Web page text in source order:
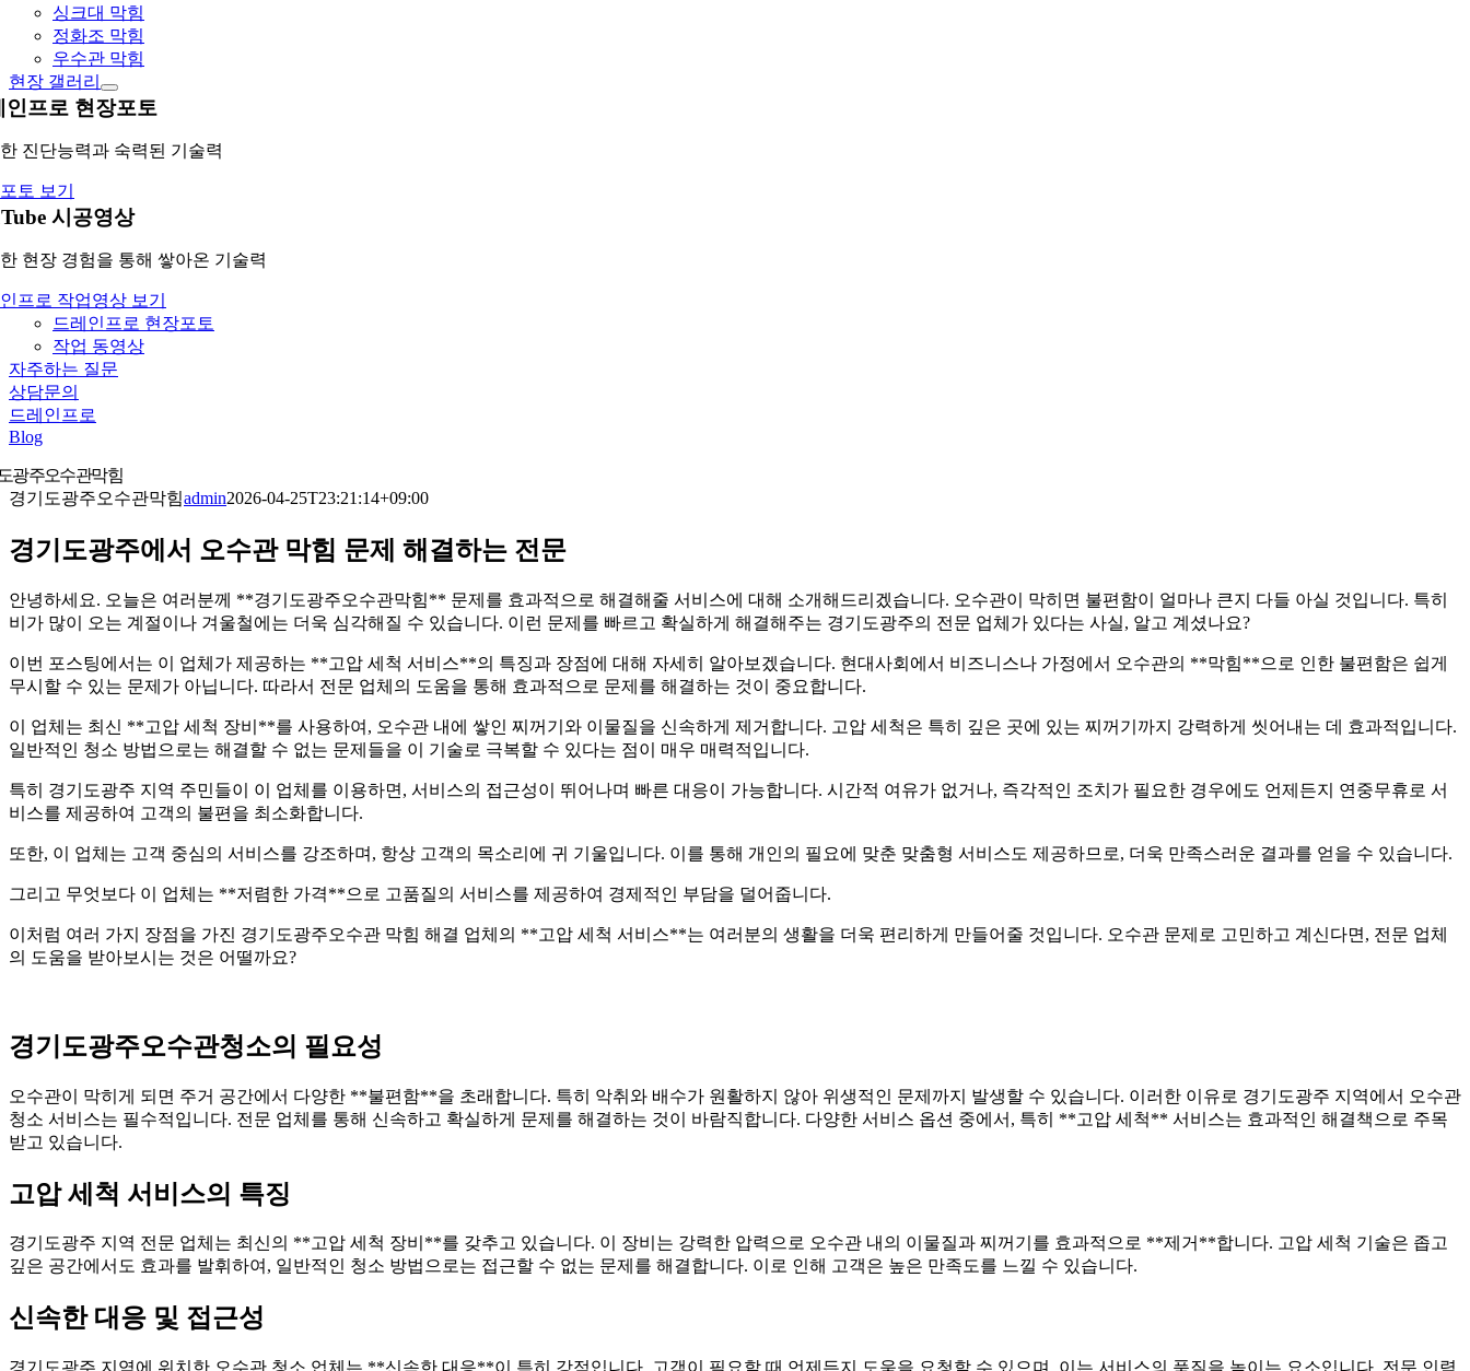
싱크대 막힘
정화조 막힘
우수관 막힘
현장 갤러리
인프로 현장포토
진단능력과 숙력된 기술력
토 보기
시공영상
현장 경험을 통해 쌓아온 기술력
프로 작업영상 보기
드레인프로 현장포토
작업 동영상
자주하는 질문
상담문의
드레인프로
Blog
광주오수관막힘
경기도광주오수관막힘admin2026-04-25T23:21:14+09:00
경기도광주에서 오수관 막힘 문제 해결하는 전문
안녕하세요. 오늘은 여러분께 **경기도광주오수관막힘** 문제를 효과적으로 해결해줄 서비스에 대해 소개해드리겠습니다. 오수관이 막히면 불편함이 얼마나 큰지 다들 아실 것입니다. 특히
비가 많이 오는 계절이나 겨울철에는 더욱 심각해질 수 있습니다. 이런 문제를 빠르고 확실하게 해결해주는 경기도광주의 전문 업체가 있다는 사실, 알고 계셨나요?
이번 포스팅에서는 이 업체가 제공하는 **고압 세척 서비스**의 특징과 장점에 대해 자세히 알아보겠습니다. 현대사회에서 비즈니스나 가정에서 오수관의 **막힘**으로 인한 불편함은 쉽게
무시할 수 있는 문제가 아닙니다. 따라서 전문 업체의 도움을 통해 효과적으로 문제를 해결하는 것이 중요합니다.
이 업체는 최신 **고압 세척 장비**를 사용하여, 오수관 내에 쌓인 찌꺼기와 이물질을 신속하게 제거합니다. 고압 세척은 특히 깊은 곳에 있는 찌꺼기까지 강력하게 씻어내는 데 효과적입니다.
일반적인 청소 방법으로는 해결할 수 없는 문제들을 이 기술로 극복할 수 있다는 점이 매우 매력적입니다.
특히 경기도광주 지역 주민들이 이 업체를 이용하면, 서비스의 접근성이 뛰어나며 빠른 대응이 가능합니다. 시간적 여유가 없거나, 즉각적인 조치가 필요한 경우에도 언제든지 연중무휴로 서
비스를 제공하여 고객의 불편을 최소화합니다.
또한, 이 업체는 고객 중심의 서비스를 강조하며, 항상 고객의 목소리에 귀 기울입니다. 이를 통해 개인의 필요에 맞춘 맞춤형 서비스도 제공하므로, 더욱 만족스러운 결과를 얻을 수 있습니다.
그리고 무엇보다 이 업체는 **저렴한 가격**으로 고품질의 서비스를 제공하여 경제적인 부담을 덜어줍니다.
이처럼 여러 가지 장점을 가진 경기도광주오수관 막힘 해결 업체의 **고압 세척 서비스**는 여러분의 생활을 더욱 편리하게 만들어줄 것입니다. 오수관 문제로 고민하고 계신다면, 전문 업체
의 도움을 받아보시는 것은 어떨까요?
경기도광주오수관청소의 필요성
오수관이 막히게 되면 주거 공간에서 다양한 **불편함**을 초래합니다. 특히 악취와 배수가 원활하지 않아 위생적인 문제까지 발생할 수 있습니다. 이러한 이유로 경기도광주 지역에서 오수관
청소 서비스는 필수적입니다. 전문 업체를 통해 신속하고 확실하게 문제를 해결하는 것이 바람직합니다. 다양한 서비스 옵션 중에서, 특히 **고압 세척** 서비스는 효과적인 해결책으로 주목
받고 있습니다.
고압 세척 서비스의 특징
경기도광주 지역 전문 업체는 최신의 **고압 세척 장비**를 갖추고 있습니다. 이 장비는 강력한 압력으로 오수관 내의 이물질과 찌꺼기를 효과적으로 **제거**합니다. 고압 세척 기술은 좁고
깊은 공간에서도 효과를 발휘하여, 일반적인 청소 방법으로는 접근할 수 없는 문제를 해결합니다. 이로 인해 고객은 높은 만족도를 느낄 수 있습니다.
신속한 대응 및 접근성